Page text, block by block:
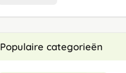
Populaire categorieën